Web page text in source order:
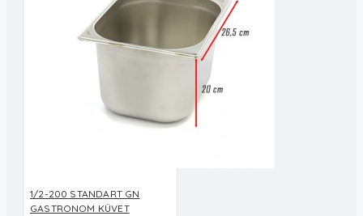
1/2-200 STANDART GN
GASTRONOM KÜVET